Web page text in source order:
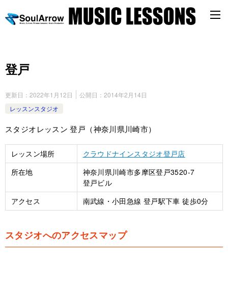
登戸
更新日： 2022年1月12日 公開日： 2014年2月14日
レッスンスタジオ
スタジオレッスン 登戸（神奈川県川崎市）
レッスン場所
クラウドナインスタジオ登戸店
所在地
神奈川県川崎市多摩区登戸3520-7
登戸ビル
アクセス
南武線・小田急線 登戸駅下車 徒歩0分
スタジオへのアクセスマップ